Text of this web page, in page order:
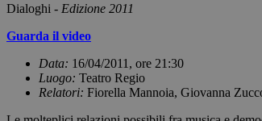
Dialoghi - Edizione 2011
Guarda il video
Data: 16/04/2011, ore 21:30
Luogo: Teatro Regio
Relatori: Fiorella Mannoia, Giovanna